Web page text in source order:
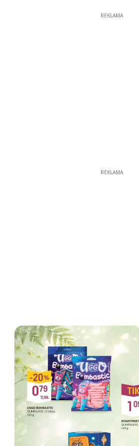
REKLAMA
REKLAMA